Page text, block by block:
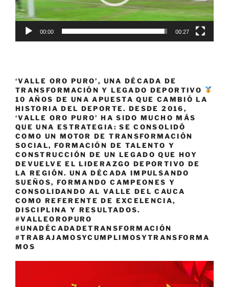
00:00 00:27
‘VALLE ORO PURO’, UNA DÉCADA DE
TRANSFORMACIÓN Y LEGADO DEPORTIVO
10 AÑOS DE UNA APUESTA QUE CAMBIÓ LA
HISTORIA DEL DEPORTE. DESDE 2016,
‘VALLE ORO PURO’ HA SIDO MUCHO MÁS
QUE UNA ESTRATEGIA: SE CONSOLIDÓ
COMO UN MOTOR DE TRANSFORMACIÓN
SOCIAL, FORMACIÓN DE TALENTO Y
CONSTRUCCIÓN DE UN LEGADO QUE HOY
DEVUELVE EL LIDERAZGO DEPORTIVO DE
LA REGIÓN. UNA DÉCADA IMPULSANDO
SUEÑOS, FORMANDO CAMPEONES Y
CONSOLIDANDO AL VALLE DEL CAUCA
COMO REFERENTE DE EXCELENCIA,
DISCIPLINA Y RESULTADOS.
#VALLEOROPURO
#UNADÉCADADETRANSFORMACIÓN
#TRABAJAMOSYCUMPLIMOSYTRANSFORMA
MOS